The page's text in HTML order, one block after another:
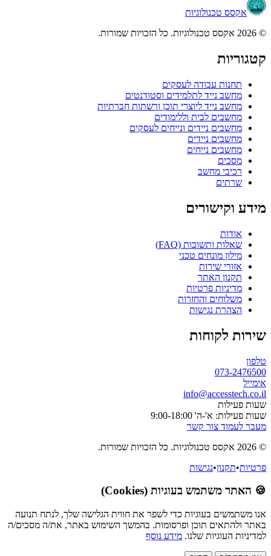
אקסס טכנולוגיות
© 2026 אקסס טכנולוגיות. כל הזכויות שמורות.
קטגוריות
תחנות עבודה לעסקים
מחשב נייד לתלמידים וסטודנטים
מחשב נייד ליוצרי תוכן ורשתות חברתיות
מחשבים לבית וללימודים
מחשבים ניידים ונייחים לעסקים
מחשבים ניידים
מחשבים נייחים
מסכים
רכיבי מחשב
שרתים
מידע וקישורים
אודות
שאלות ותשובות (FAQ)
מילון מונחים טכני
אזורי שירות
תקנון האתר
מדיניות פרטיות
משלוחים והחזרות
הצהרת נגישות
שירות לקוחות
טלפון
073-2476500
אימייל
info@accesstech.co.il
שעות פעילות
שעות פעילות: א'-ה' 9:00-18:00
מעבר לעמוד צור קשר
© 2026 אקסס טכנולוגיות. כל הזכויות שמורות.
פרטיות•תקנון•נגישות
🍪 האתר משתמש בעוגיות (Cookies)
אנו משתמשים בעוגיות כדי לשפר את חווית הגלישה שלך, לנתח תנועה
באתר ולהתאים תוכן ופרסומות. בהמשך השימוש באתר, את/ה מסכים/ה
למדיניות העוגיות שלנו. מידע נוסף